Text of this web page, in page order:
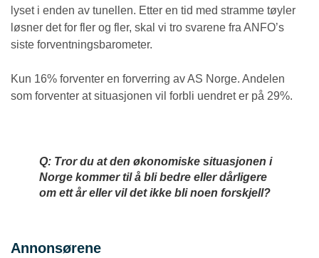
lyset i enden av tunellen. Etter en tid med stramme tøyler
løsner det for fler og fler, skal vi tro svarene fra ANFO’s
siste forventningsbarometer.
Kun 16% forventer en forverring av AS Norge. Andelen
som forventer at situasjonen vil forbli uendret er på 29%.
Q: Tror du at den økonomiske situasjonen i
Norge kommer til å bli bedre eller dårligere
om ett år eller vil det ikke bli noen forskjell?
Annonsørene